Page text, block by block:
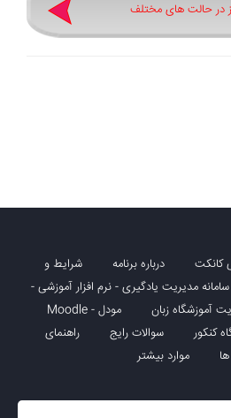
در حالت های مختلف
کانکت درباره برنامه
شرایط و
سامانه مدیریت یادگیری - نرم افزار آموزشی -
آموزشگاه زبان
مودل - Moodle
کنکور
سوالات رایج
راهنمای
موارد بیشتر